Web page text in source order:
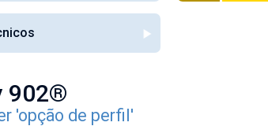
902®
'opção de perfil'